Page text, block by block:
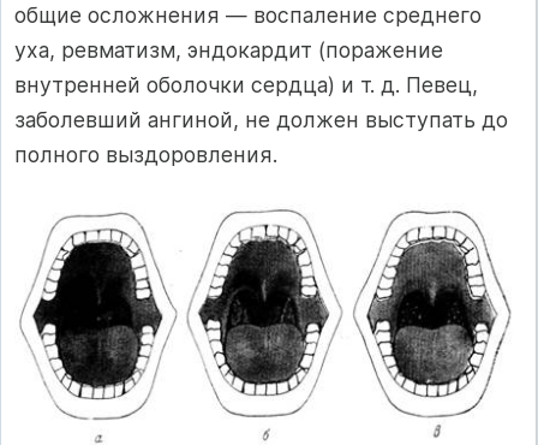
общие осложнения — воспаление среднего
уха, ревматизм, эндокардит (поражение
внутренней оболочки сердца) и т. д. Певец,
заболевший ангиной, не должен выступать до
полного выздоровления.